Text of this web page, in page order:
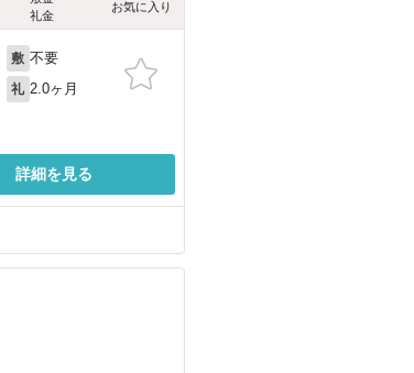
礼金
お気に入り
敷 不要
礼 2.0ヶ月
詳細を見る